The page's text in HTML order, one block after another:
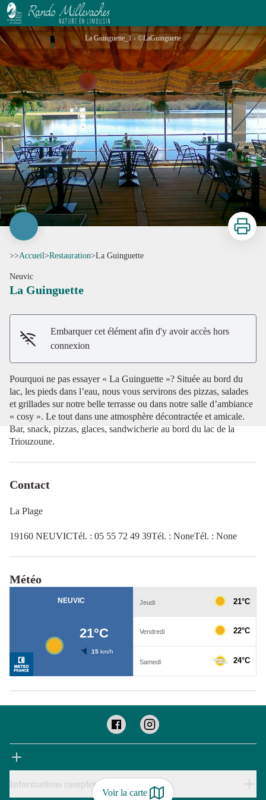
La Guinguette
Voir la carte
La Guinguette_1 - ©LaGuinguette
Voir l'image en plein écran
Imprimer
>>Accueil>Restauration>La Guinguette
Neuvic
La Guinguette
Embarquer cet élément afin d'y avoir accès hors
connexion
Pourquoi ne pas essayer « La Guinguette »? Située au bord du
lac, les pieds dans l’eau, nous vous servirons des pizzas, salades
et grillades sur notre belle terrasse ou dans notre salle d’ambiance
« cosy ». Le tout dans une atmosphère décontractée et amicale.
Bar, snack, pizzas, glaces, sandwicherie au bord du lac de la
Triouzoune.
Contact
La Plage
19160 NEUVICTél. : 05 55 72 49 39Tél. : NoneTél. : None
Météo
Informations complémentaires